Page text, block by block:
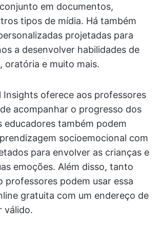
em documentos,
tipos de mídia. Há também
projetadas para
a desenvolver habilidades de
oratória e muito mais.
Insights oferece aos professores
acompanhar o progresso dos
educadores também podem
socioemocional com
para envolver as crianças e
emoções. Além disso, tanto
professores podem usar essa
gratuita com um endereço de
válido.